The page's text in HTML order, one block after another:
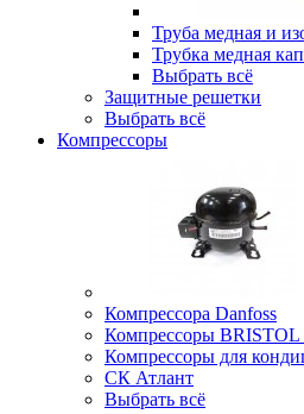
Труба медная и
Трубка медная
Выбрать всё
Защитные решетки
Выбрать всё
Компрессоры
Компрессора Danfoss
Компрессоры
Компрессоры для
СК Атлант
Выбрать всё